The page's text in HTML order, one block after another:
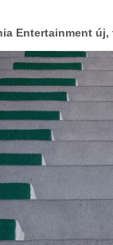
Entertainment